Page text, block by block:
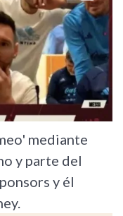
mediante
y parte del
y él